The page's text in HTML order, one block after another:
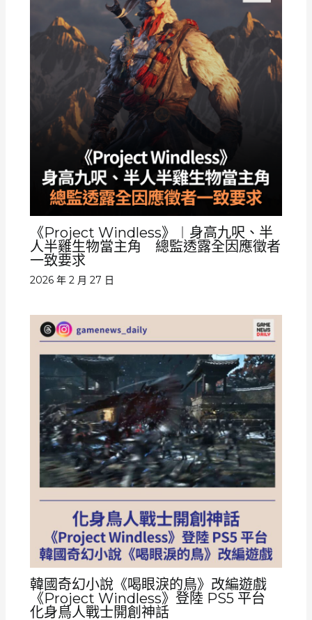
《Project Windless》︱身高九呎、半
人半雞生物當主角 總監透露全因應徵者
一致要求
2026 年 2 月 27 日
韓國奇幻小說《喝眼淚的鳥》改編遊戲
《Project Windless》登陸 PS5 平台
化身鳥人戰士開創神話